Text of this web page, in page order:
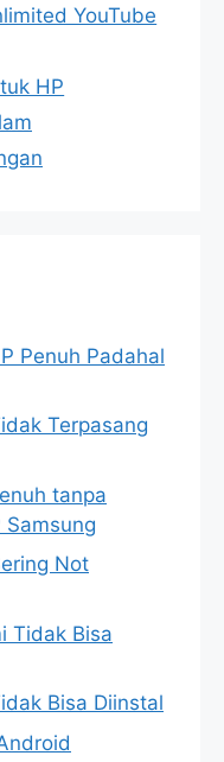
YouTube
HP
Penuh Padahal
Terpasang
tanpa
Not
Tidak Bisa
Bisa Diinstal